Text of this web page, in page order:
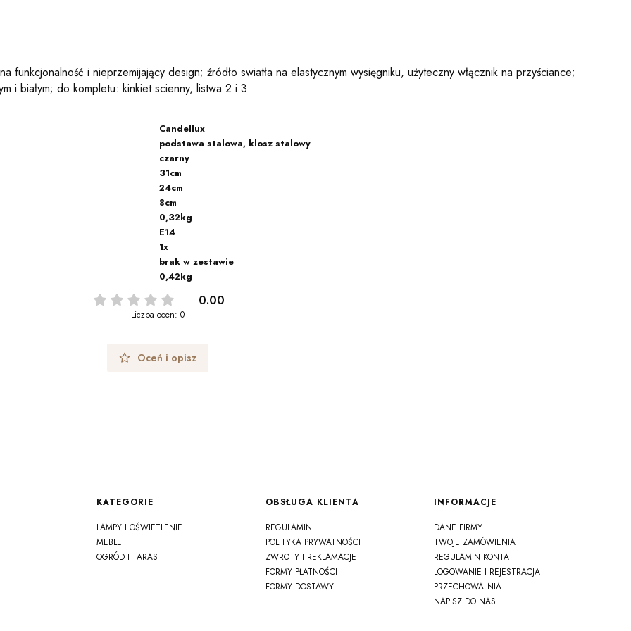
i nieprzemijający design; źródło swiatła na elastycznym wysięgniku, użyteczny włącznik na przyściance;
i białym; do kompletu: kinkiet scienny, listwa 2 i 3
Candellux
podstawa stalowa, klosz stalowy
czarny
31cm
24cm
8cm
0,32kg
E14
1x
brak w zestawie
0,42kg
0.00
Liczba ocen: 0
Oceń i opisz
Linki w stopce
KATEGORIE
LAMPY I OŚWIETLENIE
MEBLE
OGRÓD I TARAS
OBSŁUGA KLIENTA
REGULAMIN
POLITYKA PRYWATNOŚCI
ZWROTY I REKLAMACJE
FORMY PŁATNOŚCI
FORMY DOSTAWY
INFORMACJE
DANE FIRMY
TWOJE ZAMÓWIENIA
REGULAMIN KONTA
LOGOWANIE I REJESTRACJA
PRZECHOWALNIA
NAPISZ DO NAS